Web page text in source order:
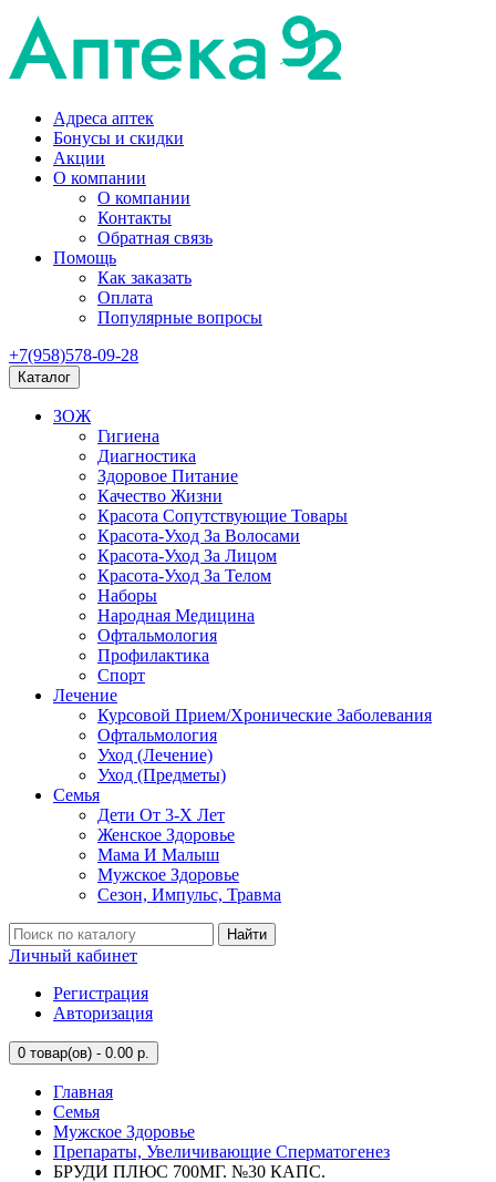
Адреса аптек
Бонусы и скидки
Акции
О компании
О компании
Контакты
Обратная связь
Помощь
Как заказать
Оплата
Популярные вопросы
+7(958)578-09-28
Каталог
ЗОЖ
Гигиена
Диагностика
Здоровое Питание
Качество Жизни
Красота Сопутствующие Товары
Красота-Уход За Волосами
Красота-Уход За Лицом
Красота-Уход За Телом
Наборы
Народная Медицина
Офтальмология
Профилактика
Спорт
Лечение
Курсовой Прием/Хронические Заболевания
Офтальмология
Уход (Лечение)
Уход (Предметы)
Семья
Дети От 3-Х Лет
Женское Здоровье
Мама И Малыш
Мужское Здоровье
Сезон, Импульс, Травма
Найти
Личный кабинет
Регистрация
Авторизация
0 товар(ов) - 0.00 р.
Главная
Семья
Мужское Здоровье
Препараты, Увеличивающие Сперматогенез
БРУДИ ПЛЮС 700МГ. №30 КАПС.